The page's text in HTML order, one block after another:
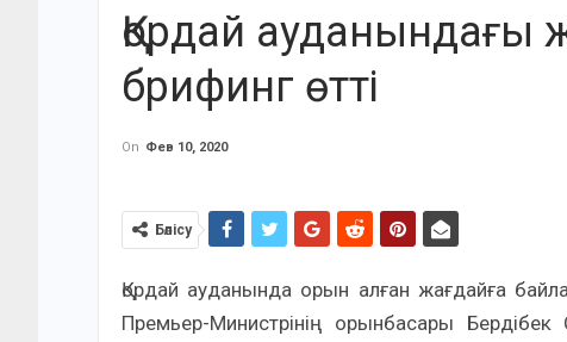
Қордай ауданындағы
брифинг өтті
On Фев 10, 2020
Бөлісу
Қордай ауданында орын алған жағдайға
Премьер-Министрінің орынбасары